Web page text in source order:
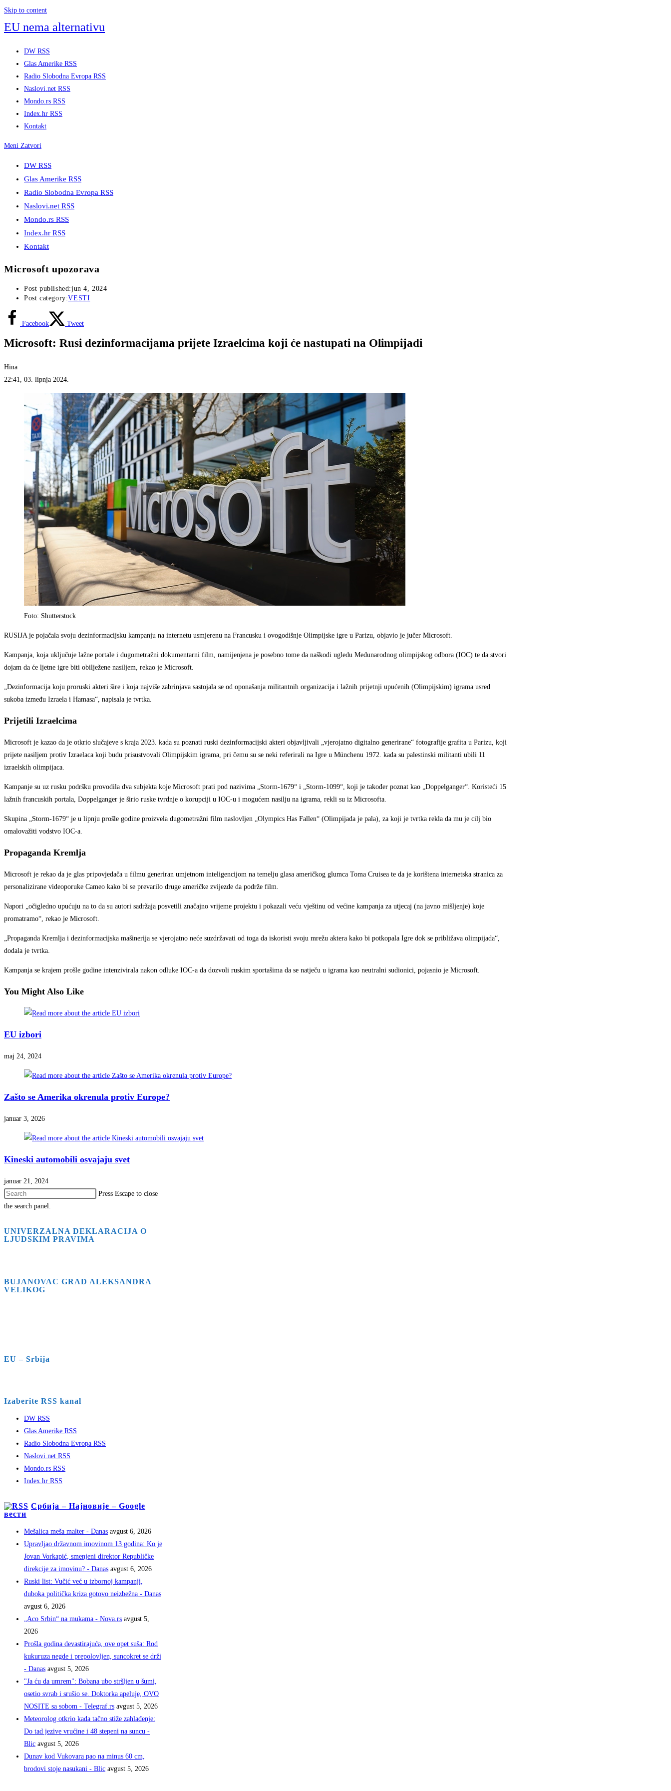
Skip to content
EU nema alternativu
DW RSS
Glas Amerike RSS
Radio Slobodna Evropa RSS
Naslovi.net RSS
Mondo.rs RSS
Index.hr RSS
Kontakt
Meni Zatvori
DW RSS
Glas Amerike RSS
Radio Slobodna Evropa RSS
Naslovi.net RSS
Mondo.rs RSS
Index.hr RSS
Kontakt
Microsoft upozorava
Post published:jun 4, 2024
Post category:VESTI
Facebook Tweet
Microsoft: Rusi dezinformacijama prijete Izraelcima koji će nastupati na Olimpijadi
Hina
22:41, 03. lipnja 2024.
Foto: Shutterstock
RUSIJA je pojačala svoju dezinformacijsku kampanju na internetu usmjerenu na Francusku i ovogodišnje Olimpijske igre u Parizu, objavio je jučer Microsoft.
Kampanja, koja uključuje lažne portale i dugometražni dokumentarni film, namijenjena je posebno tome da naškodi ugledu Međunarodnog olimpijskog odbora (IOC) te da stvori
dojam da će ljetne igre biti obilježene nasiljem, rekao je Microsoft.
„Dezinformacija koju proruski akteri šire i koja najviše zabrinjava sastojala se od oponašanja militantnih organizacija i lažnih prijetnji upućenih (Olimpijskim) igrama usred
sukoba između Izraela i Hamasa“, napisala je tvrtka.
Prijetili Izraelcima
Microsoft je kazao da je otkrio slučajeve s kraja 2023. kada su poznati ruski dezinformacijski akteri objavljivali „vjerojatno digitalno generirane“ fotografije grafita u Parizu, koji
prijete nasiljem protiv Izraelaca koji budu prisustvovali Olimpijskim igrama, pri čemu su se neki referirali na Igre u Münchenu 1972. kada su palestinski militanti ubili 11
izraelskih olimpijaca.
Kampanje su uz rusku podršku provodila dva subjekta koje Microsoft prati pod nazivima „Storm-1679“ i „Storm-1099“, koji je također poznat kao „Doppelganger“. Koristeći 15
lažnih francuskih portala, Doppelganger je širio ruske tvrdnje o korupciji u IOC-u i mogućem nasilju na igrama, rekli su iz Microsofta.
Skupina „Storm-1679“ je u lipnju prošle godine proizvela dugometražni film naslovljen „Olympics Has Fallen“ (Olimpijada je pala), za koji je tvrtka rekla da mu je cilj bio
omalovažiti vodstvo IOC-a.
Propaganda Kremlja
Microsoft je rekao da je glas pripovjedača u filmu generiran umjetnom inteligencijom na temelju glasa američkog glumca Toma Cruisea te da je korištena internetska stranica za
personalizirane videoporuke Cameo kako bi se prevarilo druge američke zvijezde da podrže film.
Napori „očigledno upućuju na to da su autori sadržaja posvetili značajno vrijeme projektu i pokazali veću vještinu od većine kampanja za utjecaj (na javno mišljenje) koje
promatramo“, rekao je Microsoft.
„Propaganda Kremlja i dezinformacijska mašinerija se vjerojatno neće suzdržavati od toga da iskoristi svoju mrežu aktera kako bi potkopala Igre dok se približava olimpijada“,
dodala je tvrtka.
Kampanja se krajem prošle godine intenzivirala nakon odluke IOC-a da dozvoli ruskim sportašima da se natječu u igrama kao neutralni sudionici, pojasnio je Microsoft.
You Might Also Like
EU izbori
maj 24, 2024
Zašto se Amerika okrenula protiv Europe?
januar 3, 2026
Kineski automobili osvajaju svet
januar 21, 2024
Press Escape to close
the search panel.
UNIVERZALNA DEKLARACIJA O
LJUDSKIM PRAVIMA
BUJANOVAC GRAD ALEKSANDRA
VELIKOG
EU – Srbija
Izaberite RSS kanal
DW RSS
Glas Amerike RSS
Radio Slobodna Evropa RSS
Naslovi.net RSS
Mondo.rs RSS
Index.hr RSS
Србија – Најновије – Google
вести
Mešalica meša malter - Danas avgust 6, 2026
Upravljao državnom imovinom 13 godina: Ko je
Jovan Vorkapić, smenjeni direktor Republičke
direkcije za imovinu? - Danas avgust 6, 2026
Ruski list: Vučić već u izbornoj kampanji,
duboka politička kriza gotovo neizbežna - Danas
avgust 6, 2026
„Aco Srbin“ na mukama - Nova.rs avgust 5,
2026
Prošla godina devastirajuća, ove opet suša: Rod
kukuruza negde i prepolovljen, suncokret se drži
- Danas avgust 5, 2026
"Ja ću da umrem": Bobana ubo stršljen u šumi,
osetio svrab i srušio se. Doktorka apeluje, OVO
NOSITE sa sobom - Telegraf.rs avgust 5, 2026
Meteorolog otkrio kada tačno stiže zahlađenje:
Do tad jezive vrućine i 48 stepeni na suncu -
Blic avgust 5, 2026
Dunav kod Vukovara pao na minus 60 cm,
brodovi stoje nasukani - Blic avgust 5, 2026